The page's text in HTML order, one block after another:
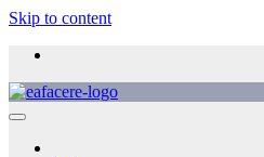
Skip to content